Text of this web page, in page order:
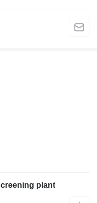
plant